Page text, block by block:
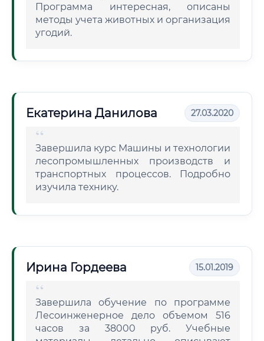
Программа интересная, описаны
методы учета животных и организация
угодий.
Екатерина Данилова 27.03.2020
Завершила курс Машины и технологии
лесопромышленных производств и
транспортных процессов. Подробно
изучила технику.
Ирина Гордеева 15.01.2019
Завершила обучение по программе
Лесоинженерное дело объемом 516
часов за 38000 руб. Учебные